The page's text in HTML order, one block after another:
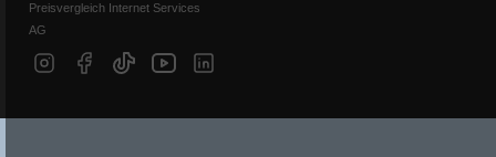
Preisvergleich Internet Services
AG